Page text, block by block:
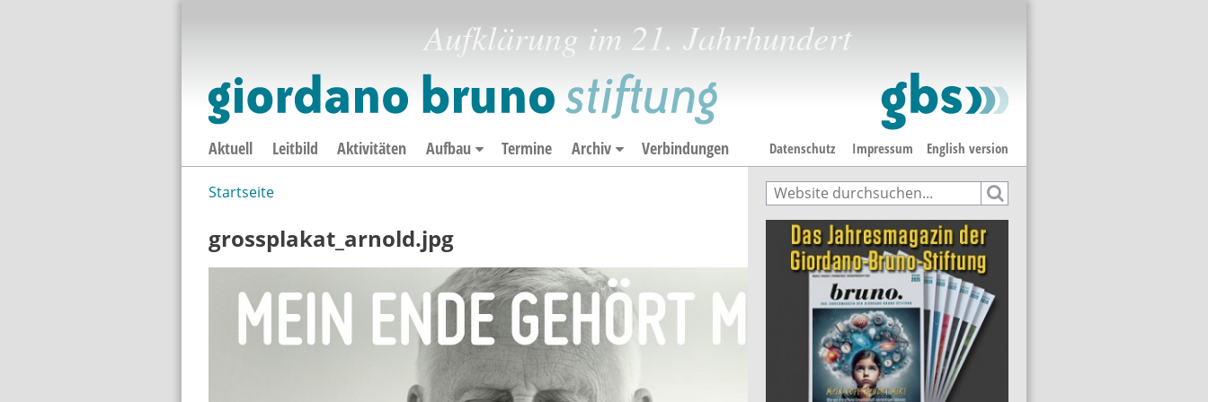
Aufklärung im 21. Jahrhundert
English version
Aktuell Leitbild Aktivitäten Aufbau Termine Archiv Verbindungen Datenschutz Impressum
Startseite
grossplakat_arnold.jpg
Suchformular
Suche